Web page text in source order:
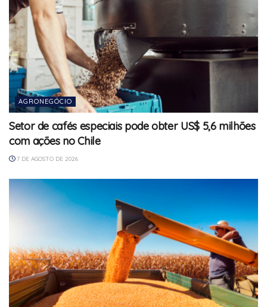
AGRONEGÓCIO
Setor de cafés especiais pode obter US$ 5,6 milhões
com ações no Chile
7 DE AGOSTO DE 2026